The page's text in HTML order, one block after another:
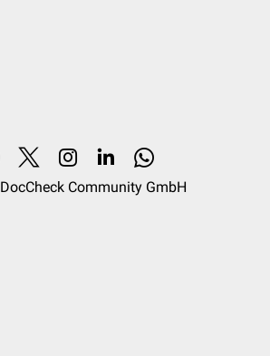
DocCheck Community GmbH